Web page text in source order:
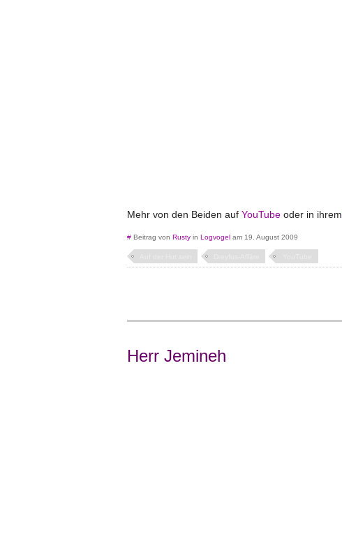
Mehr von den Beiden auf YouTube oder in ihrem
# Beitrag von Rusty in Logvogel am 19. August 2009
Herr Jemineh